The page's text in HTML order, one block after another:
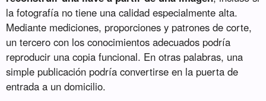
la fotografía no tiene una calidad especialmente alta.
Mediante mediciones, proporciones y patrones de corte,
un tercero con los conocimientos adecuados podría
reproducir una copia funcional. En otras palabras, una
simple publicación podría convertirse en la puerta de
entrada a un domicilio.